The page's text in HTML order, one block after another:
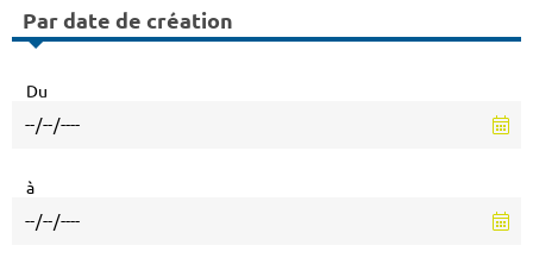
Par date de création
Du
à